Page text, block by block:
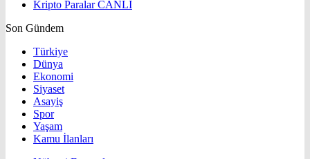
Kripto ParalarCANLI
Son Gündem
Türkiye
Dünya
Ekonomi
Siyaset
Asayiş
Spor
Yaşam
Kamu İlanları